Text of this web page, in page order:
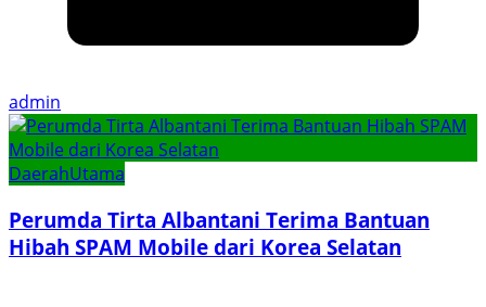
admin
DaerahUtama
Perumda Tirta Albantani Terima Bantuan
Hibah SPAM Mobile dari Korea Selatan